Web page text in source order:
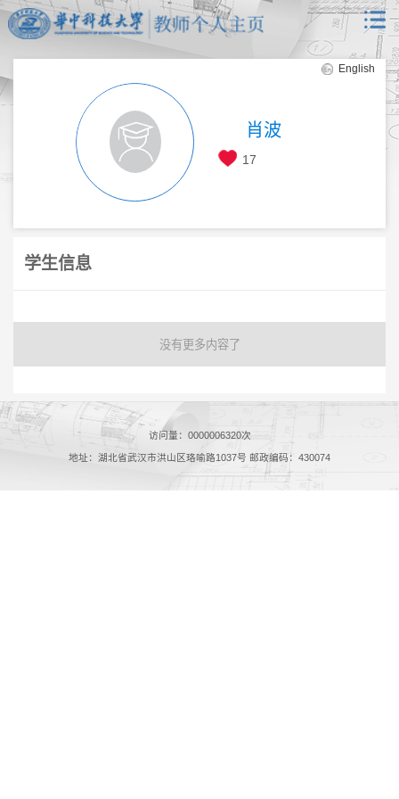
English
肖波
17
学生信息
没有更多内容了
访问量： 0000006320次
地址：湖北省武汉市洪山区珞喻路1037号 邮政编码：430074